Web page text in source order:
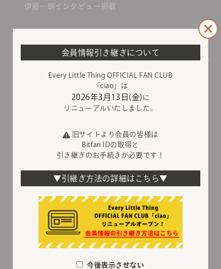
会員情報引き継ぎについて
Every Little Thing OFFICIAL FAN CLUB
「ciao」は
2026年3月13日(金) に
リニューアルいたしました。
旧サイトより会員の皆様は
Bitfan IDの取得と
引き継ぎのお手続きが必要です！
▼引継ぎ方法の詳細はこちら▼
今後表示させない
伊藤一朗インタビュー掲載